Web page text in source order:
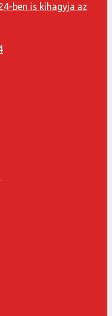
ben is kihagyja az